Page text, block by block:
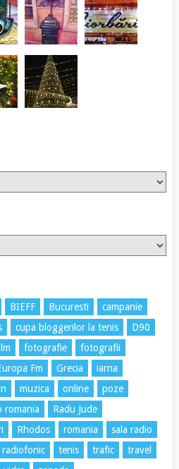
BIEFF Bucuresti
campanie
cupa bloggerilor la tenis
D90
fotografie
fotografii
Fm Grecia
iarna
muzica online
poze
romania
Radu Jude
Rhodos romania
sala radio
tenis trafic
travel